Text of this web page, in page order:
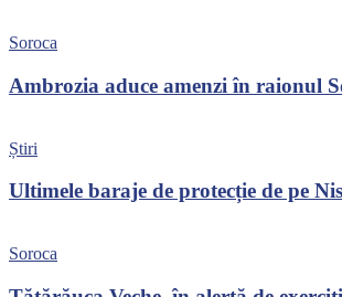
Soroca
Ambrozia aduce amenzi în raionul
Știri
Ultimele baraje de protecție de pe
Soroca